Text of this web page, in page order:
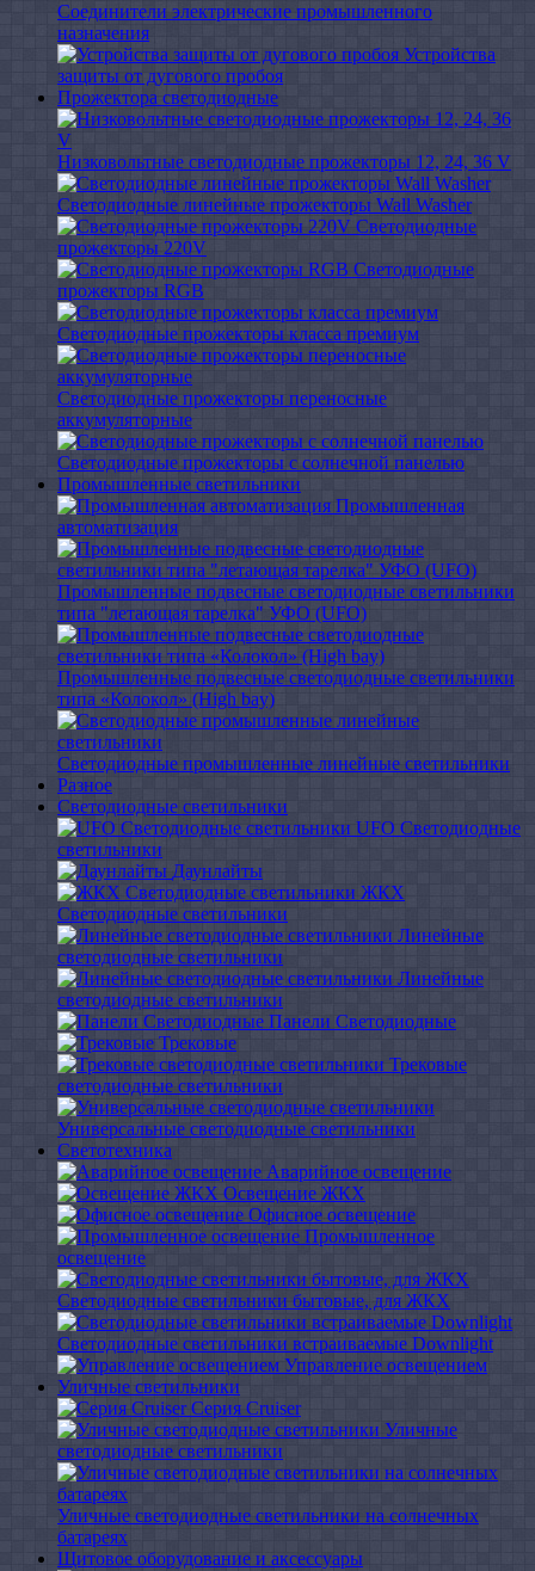
Соединители электрические промышленного
назначения
Устройства
защиты от дугового пробоя
Прожектора светодиодные
Низковольтные светодиодные прожекторы 12, 24, 36 V
Светодиодные линейные прожекторы Wall Washer
Светодиодные
прожекторы 220V
Светодиодные
прожекторы RGB
Светодиодные прожекторы класса премиум
Светодиодные прожекторы переносные
аккумуляторные
Светодиодные прожекторы с солнечной панелью
Промышленные светильники
Промышленная
автоматизация
Промышленные подвесные cветодиодные светильники
типа "летающая тарелка" УФО (UFO)
Промышленные подвесные cветодиодные светильники
типа «Колокол» (High bay)
Светодиодные промышленные линейные светильники
Разное
Светодиодные светильники
UFO Светодиодные
светильники
Даунлайты
ЖКХ
Светодиодные светильники
Линейные
светодиодные светильники
Линейные
светодиодные светильники
Панели Светодиодные
Трековые
Трековые
светодиодные светильники
Универсальные светодиодные светильники
Светотехника
Аварийное освещение
Освещение ЖКХ
Офисное освещение
Промышленное
освещение
Светодиодные светильники бытовые, для ЖКХ
Светодиодные светильники встраиваемые Downlight
Управление освещением
Уличные светильники
Серия Cruiser
Уличные
светодиодные светильники
Уличные светодиодные светильники на солнечных
батареях
Щитовое оборудование и аксессуары